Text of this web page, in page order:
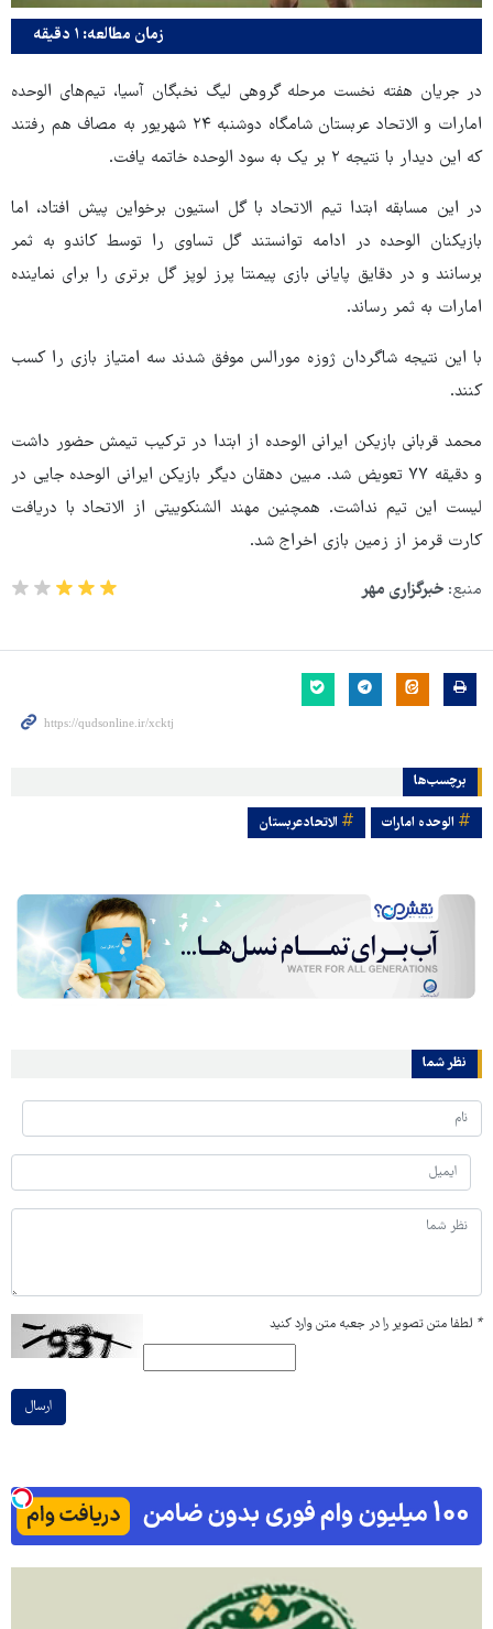
زمان مطالعه: ۱ دقیقه
در جریان هفته نخست مرحله گروهی لیگ نخبگان آسیا، تیم‌های الوحده
امارات و الاتحاد عربستان شامگاه دوشنبه ۲۴ شهریور به مصاف هم رفتند
که این دیدار با نتیجه ۲ بر یک به سود الوحده خاتمه یافت.
در این مسابقه ابتدا تیم الاتحاد با گل استیون برخواین پیش افتاد، اما
بازیکنان الوحده در ادامه توانستند گل تساوی را توسط کاندو به ثمر
برسانند و در دقایق پایانی بازی پیمنتا پرز لوپز گل برتری را برای نماینده
امارات به ثمر رساند.
با این نتیجه شاگردان ژوزه مورالس موفق شدند سه امتیاز بازی را کسب
کنند.
محمد قربانی بازیکن ایرانی الوحده از ابتدا در ترکیب تیمش حضور داشت
و دقیقه ۷۷ تعویض شد. مبین دهقان دیگر بازیکن ایرانی الوحده جایی در
لیست این تیم نداشت. همچنین مهند الشنکوییتی از الاتحاد با دریافت
کارت قرمز از زمین بازی اخراج شد.
منبع: خبرگزاری مهر
برچسب‌ها
الوحده امارات الاتحادعربستان
نظر شما
* لطفا متن تصویر را در جعبه متن وارد کنید
ارسال